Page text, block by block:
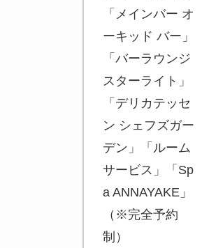
「メインバー オ
ーキッド バー」
「バーラウンジ
スターライト」
「デリカテッセ
ン シェフズガー
デン」「ルーム
サービス」「Sp
a ANNAYAKE」
（※完全予約
制）